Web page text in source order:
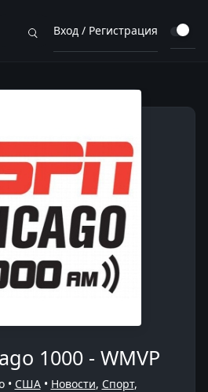
Вход / Регистрация
1000 - WMVP
• США• Новости, Спорт,